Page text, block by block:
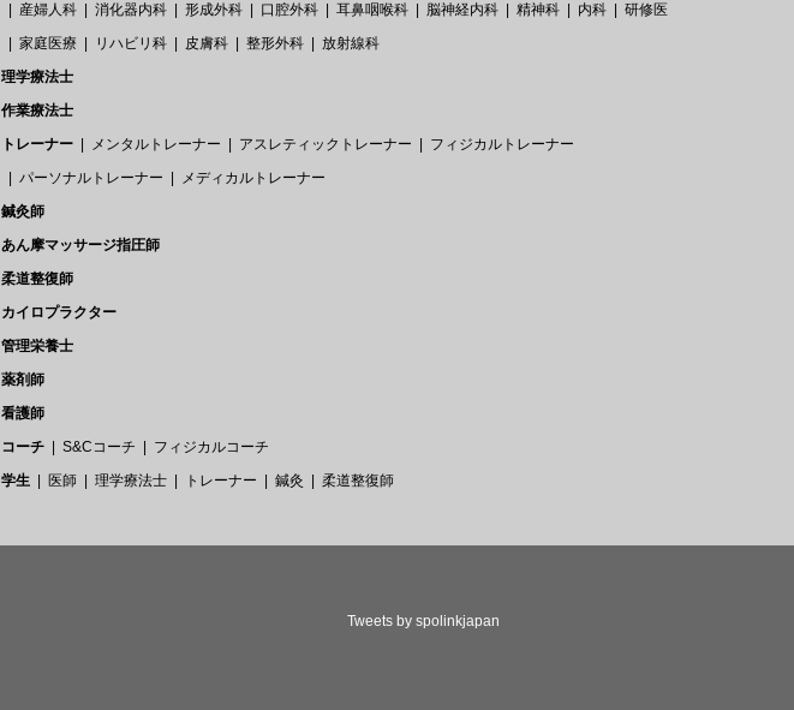
産婦人科
消化器内科 形成外科 口腔外科 耳鼻咽喉科 脳神経内科 精神科 内科
研修医
家庭医療
リハビリ科 皮膚科 整形外科
放射線科
理学療法士
作業療法士
トレーナー
メンタルトレーナー アスレティックトレーナー
フィジカルトレーナー
パーソナルトレーナー
メディカルトレーナー
鍼灸師
あん摩マッサージ指圧師
柔道整復師
カイロプラクター
管理栄養士
薬剤師
看護師
コーチ
S&Cコーチ
フィジカルコーチ
学生
医師 理学療法士 トレーナー 鍼灸 柔道整復師
Tweets by spolinkjapan